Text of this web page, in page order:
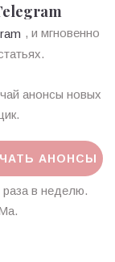
, и мгновенно
анонсы новых
в неделю.